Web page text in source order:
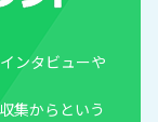
ンタビューや
集からという